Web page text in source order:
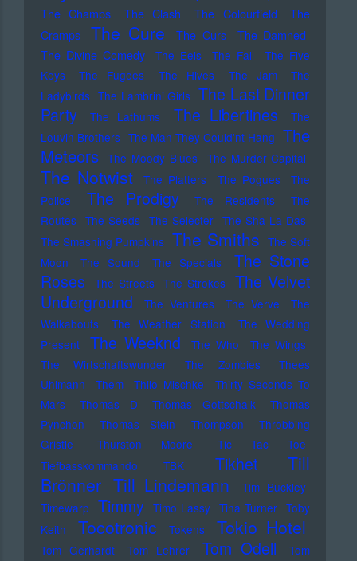
The Champs
The Clash The Colourfield
The
Cramps
The Cure The Curs
The Damned
The Divine Comedy
The Eels The Fall
The Five
Keys
The Fugees The Hives The Jam
The
Ladybirds The Lambrini Girls The Last Dinner
Party
The Lathums The Libertines
The
Louvin Brothers The Man They Could'nt Hang The
Meteors The Moody Blues The Murder Capital
The Notwist The Platters The Pogues
The
Police
The Prodigy The Residents
The
Routes The Seeds The Selecter The Sha La Das
The Smashing Pumpkins The Smiths The Soft
Moon
The Sound The Specials
The Stone
Roses
The Streets The Strokes
The Velvet
Underground
The Ventures The Verve
The
Walkabouts
The Weather Station
The Wedding
Present
The Weeknd The Who
The Wings
The Wirtschaftswunder
The Zombies
Thees
Uhlmann
Them Thilo Mischke
Thirty Seconds To
Mars
Thomas D Thomas Gottschalk
Thomas
Pynchon
Thomas Stein Thompson
Throbbing
Gristle
Thurston Moore
Tic Tac Toe
Tiefbasskommando TBK
Tikhet
Till
Brönner Till Lindemann
Tim Buckley
Timewarp Timmy Timo Lassy Tina Turner Toby
Keith
Tocotronic Tokens Tokio Hotel
Tom Gerhardt Tom Lehrer Tom Odell
Tom